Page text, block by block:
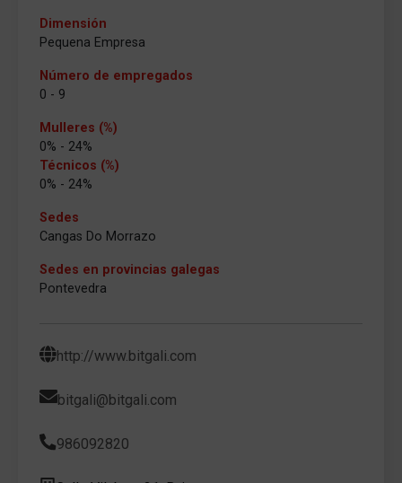
Dimensión
Pequena Empresa
Número de empregados
0 - 9
Mulleres (%)
0% - 24%
Técnicos (%)
0% - 24%
Sedes
Cangas Do Morrazo
Sedes en provincias galegas
Pontevedra
http://www.bitgali.com
bitgali@bitgali.com
986092820